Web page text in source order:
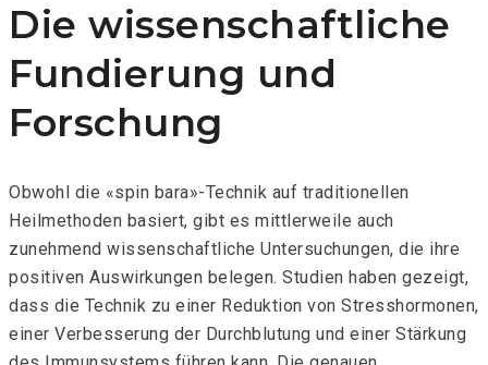
Die wissenschaftliche
Fundierung und
Forschung
Obwohl die «spin bara»-Technik auf traditionellen
Heilmethoden basiert, gibt es mittlerweile auch
zunehmend wissenschaftliche Untersuchungen, die ihre
positiven Auswirkungen belegen. Studien haben gezeigt,
dass die Technik zu einer Reduktion von Stresshormonen,
einer Verbesserung der Durchblutung und einer Stärkung